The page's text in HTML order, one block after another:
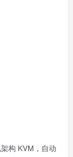
构 KVM，自动